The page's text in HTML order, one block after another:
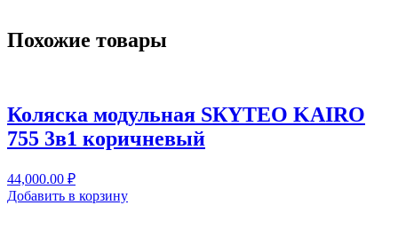
Похожие товары
Коляскa модульная SКYTЕO KAIRО
755 3в1 коричневый
44,000.00 ₽
Добавить в корзину